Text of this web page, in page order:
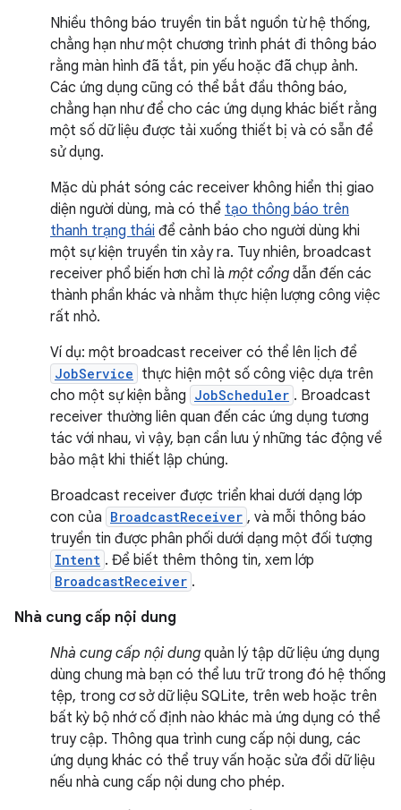
Nhiều thông báo truyền tin bắt nguồn từ hệ thống,
chẳng hạn như một chương trình phát đi thông báo
rằng màn hình đã tắt, pin yếu hoặc đã chụp ảnh.
Các ứng dụng cũng có thể bắt đầu thông báo,
chẳng hạn như để cho các ứng dụng khác biết rằng
một số dữ liệu được tải xuống thiết bị và có sẵn để
sử dụng.
Mặc dù phát sóng các receiver không hiển thị giao
diện người dùng, mà có thể tạo thông báo trên
thanh trạng thái để cảnh báo cho người dùng khi
một sự kiện truyền tin xảy ra. Tuy nhiên, broadcast
receiver phổ biến hơn chỉ là một cổng dẫn đến các
thành phần khác và nhằm thực hiện lượng công việc
rất nhỏ.
Ví dụ: một broadcast receiver có thể lên lịch để
JobService thực hiện một số công việc dựa trên
cho một sự kiện bằng JobScheduler . Broadcast
receiver thường liên quan đến các ứng dụng tương
tác với nhau, vì vậy, bạn cần lưu ý những tác động về
bảo mật khi thiết lập chúng.
Broadcast receiver được triển khai dưới dạng lớp
con của BroadcastReceiver , và mỗi thông báo
truyền tin được phân phối dưới dạng một đối tượng
Intent . Để biết thêm thông tin, xem lớp
BroadcastReceiver .
Nhà cung cấp nội dung
Nhà cung cấp nội dung quản lý tập dữ liệu ứng dụng
dùng chung mà bạn có thể lưu trữ trong đó hệ thống
tệp, trong cơ sở dữ liệu SQLite, trên web hoặc trên
bất kỳ bộ nhớ cố định nào khác mà ứng dụng có thể
truy cập. Thông qua trình cung cấp nội dung, các
ứng dụng khác có thể truy vấn hoặc sửa đổi dữ liệu
nếu nhà cung cấp nội dung cho phép.